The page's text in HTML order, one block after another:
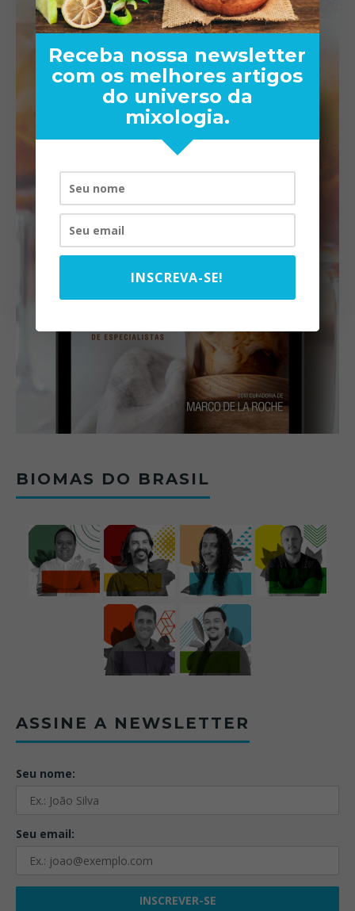
BIOMAS DO BRASIL
ASSINE A NEWSLETTER
Seu nome:
Seu email:
Receba nossa newsletter
com os melhores artigos
do universo da
mixologia.
INSCREVA-SE!